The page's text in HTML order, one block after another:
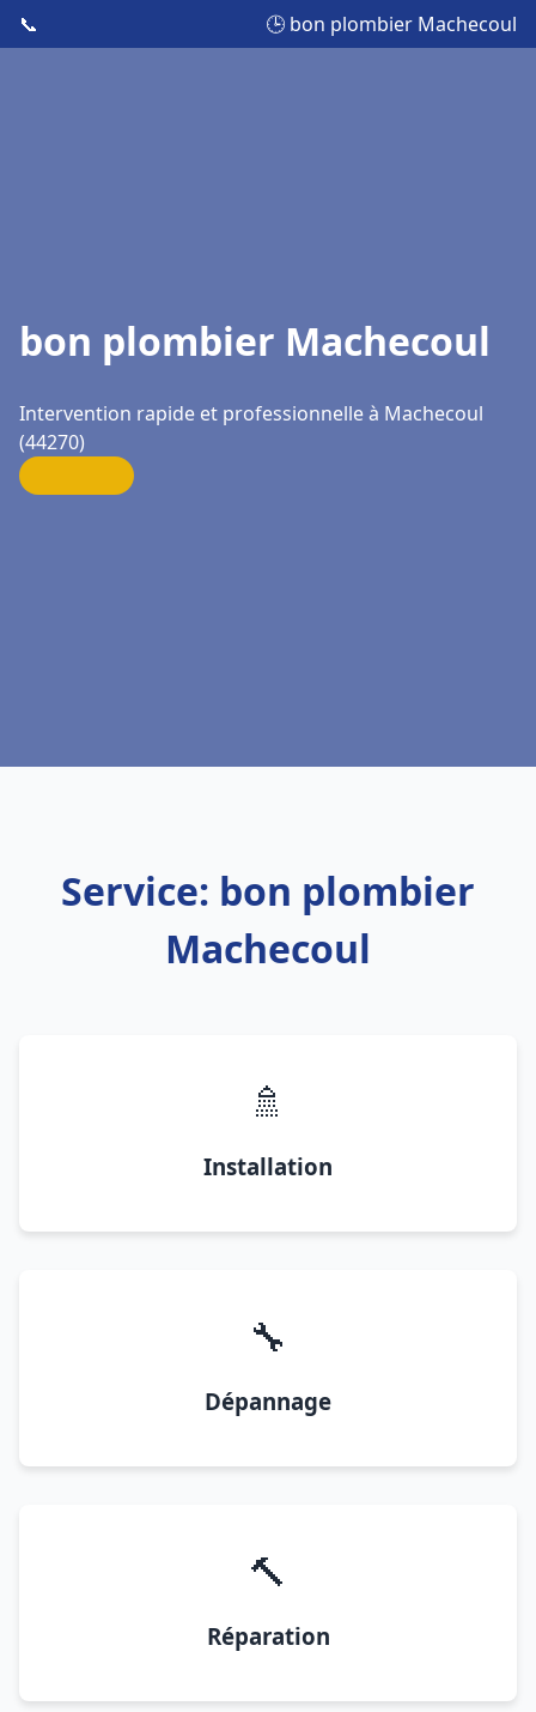
📞 🕒 bon plombier Machecoul
bon plombier Machecoul
Intervention rapide et professionnelle à Machecoul
(44270)
Service: bon plombier
Machecoul
🚿
Installation
🔧
Dépannage
🔨
Réparation